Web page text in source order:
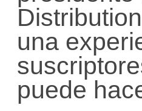
una
puede